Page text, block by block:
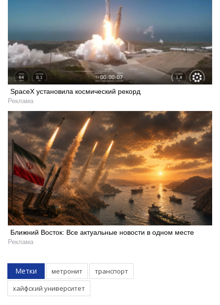
SpaceX установила космический рекорд
Реклама
Ближний Восток: Все актуальные новости в одном месте
Реклама
Метки метронит
транспорт
хайфский университет